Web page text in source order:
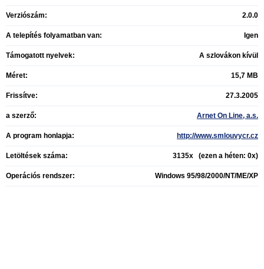
Verziószám: 2.0.0
A telepítés folyamatban van: Igen
Támogatott nyelvek: A szlovákon kívül
Méret: 15,7 MB
Frissítve: 27.3.2005
a szerző: Arnet On Line, a.s.
A program honlapja: http://www.smlouvycr.cz
Letöltések száma: 3135x (ezen a héten: 0x)
Operációs rendszer: Windows 95/98/2000/NT/ME/XP